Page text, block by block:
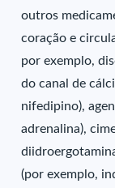
outros
coração e
por exemplo,
do canal de
nifedipino),
adrenalina),
(por exemplo,